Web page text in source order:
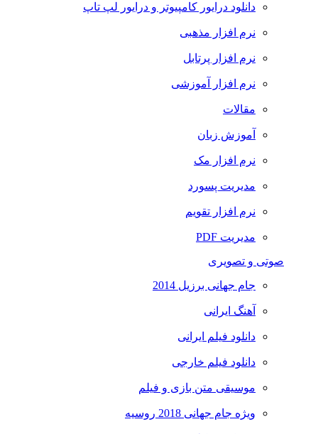
دانلود درایور کامپیوتر و درایور لپ تاپ
نرم افزار مذهبی
نرم افزار پرتابل
نرم افزار آموزشی
مقالات
آموزش زبان
نرم افزار مک
مدیریت پسورد
نرم افزار تقویم
مدیریت PDF
صوتی و تصویری
جام جهانی برزیل 2014
آهنگ ایرانی
دانلود فیلم ایرانی
دانلود فیلم خارجی
موسیقی متن بازی و فیلم
ویژه جام جهانی 2018 روسیه